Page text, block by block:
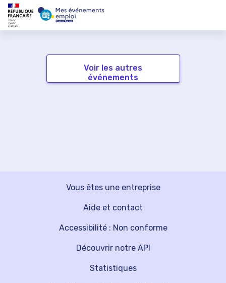
Voir les autres
événements
Vous êtes une entreprise
Découvrir notre API
Aide et contact
Statistiques
Accessibilité : Non conforme